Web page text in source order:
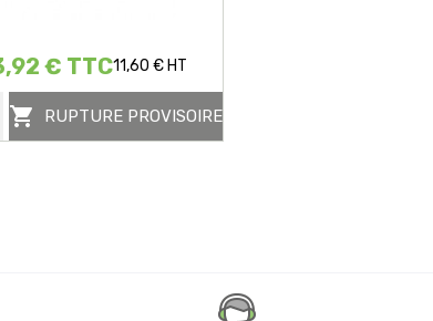
€ TTC11,60 € HT
 RUPTURE PROVISOIRE